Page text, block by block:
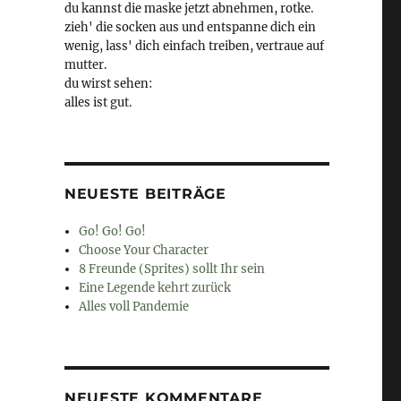
du kannst die maske jetzt abnehmen, rotke.
zieh' die socken aus und entspanne dich ein
wenig, lass' dich einfach treiben, vertraue auf
mutter.
du wirst sehen:
alles ist gut.
NEUESTE BEITRÄGE
Go! Go! Go!
Choose Your Character
8 Freunde (Sprites) sollt Ihr sein
Eine Legende kehrt zurück
Alles voll Pandemie